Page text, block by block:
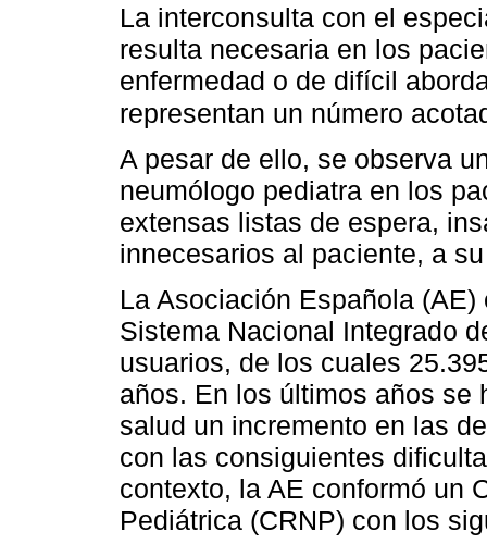
La interconsulta con el
resulta necesaria en los
enfermedad o de difícil
representan un número
A pesar de ello, se observa
neumólogo pediatra en los
extensas listas de espera,
innecesarios al paciente, a
La Asociación Española
Sistema Nacional Integrado
usuarios, de los cuales
años. En los últimos años se
salud un incremento en las
con las consiguientes
contexto, la AE conformó un
Pediátrica (CRNP) con los